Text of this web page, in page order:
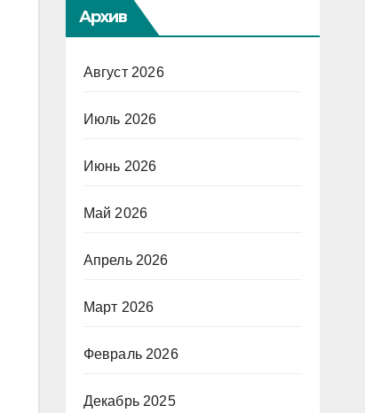
Архив
Август 2026
Июль 2026
Июнь 2026
Май 2026
Апрель 2026
Март 2026
Февраль 2026
Декабрь 2025